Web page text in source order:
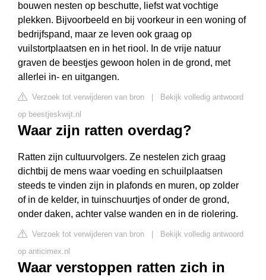
bouwen nesten op beschutte, liefst wat vochtige
plekken. Bijvoorbeeld en bij voorkeur in een woning of
bedrijfspand, maar ze leven ook graag op
vuilstortplaatsen en in het riool. In de vrije natuur
graven de beestjes gewoon holen in de grond, met
allerlei in- en uitgangen.
Verzoek tot verwijderen van bron
Bekijk volledig antwoord
op beestjeskwijt.nl
Waar zijn ratten overdag?
Ratten zijn cultuurvolgers. Ze nestelen zich graag
dichtbij de mens waar voeding en schuilplaatsen
steeds te vinden zijn in plafonds en muren, op zolder
of in de kelder, in tuinschuurtjes of onder de grond,
onder daken, achter valse wanden en in de riolering.
Verzoek tot verwijderen van bron
Bekijk volledig antwoord
op anticimex.nl
Waar verstoppen ratten zich in